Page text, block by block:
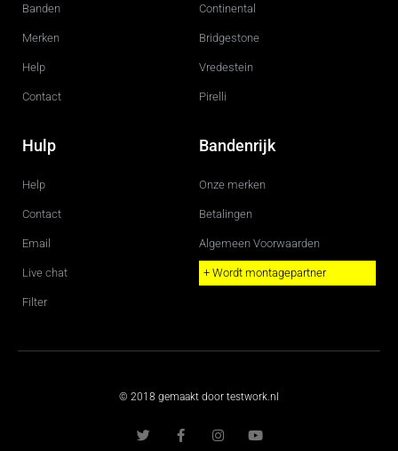
Banden
Merken
Help
Contact
Continental
Bridgestone
Vredestein
Pirelli
Hulp
Help
Contact
Email
Live chat
Filter
Bandenrijk
Onze merken
Betalingen
Algemeen Voorwaarden
+ Wordt montagepartner
© 2018 gemaakt door testwork.nl
w
i
a
c
n
s
o
u